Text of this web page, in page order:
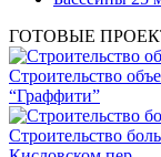
ГОТОВЫЕ
Строительство
“Граффити”
Строительство